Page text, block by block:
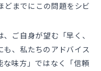
どまでにこの問題をシビ
ご自身が望む「早く、
、私たちのアドバイス
な味方」ではなく「信頼